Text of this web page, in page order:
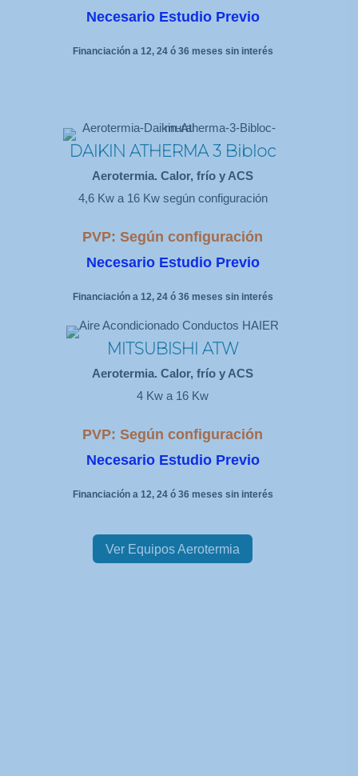
Necesario Estudio Previo
Financiación a 12, 24 ó 36 meses sin interés
DAIKIN ATHERMA 3 Bibloc
Aerotermia. Calor, frío y ACS
4,6 Kw a 16 Kw según configuración
PVP: Según configuración
Necesario Estudio Previo
Financiación a 12, 24 ó 36 meses sin interés
MITSUBISHI ATW
Aerotermia. Calor, frío y ACS
4 Kw a 16 Kw
PVP: Según configuración
Necesario Estudio Previo
Financiación a 12, 24 ó 36 meses sin interés
Ver Equipos Aerotermia